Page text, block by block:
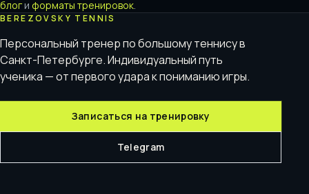
блог и форматы тренировок.
BEREZOVSKY TENNIS
Персональный тренер по большому теннису в
Санкт-Петербурге. Индивидуальный путь
ученика — от первого удара к пониманию игры.
Записаться на тренировку
Telegram